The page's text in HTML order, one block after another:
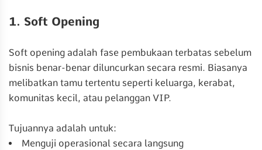
1. Soft Opening
Soft opening adalah fase pembukaan terbatas sebelum
bisnis benar-benar diluncurkan secara resmi. Biasanya
melibatkan tamu tertentu seperti keluarga, kerabat,
komunitas kecil, atau pelanggan VIP.
Tujuannya adalah untuk:
Menguji operasional secara langsung